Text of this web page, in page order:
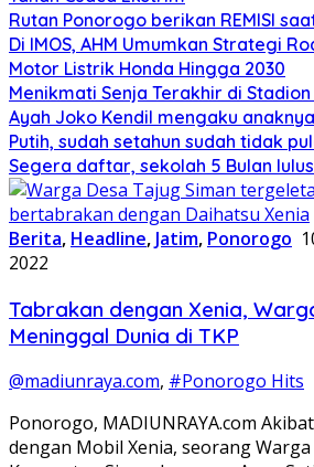
Rutan Ponorogo berikan REMISI
Di IMOS, AHM Umumkan Strategi
Motor Listrik Honda Hingga 2030
Menikmati Senja Terakhir di
Ayah Joko Kendil mengaku
Putih, sudah setahun sudah tidak
Segera daftar, sekolah 5 Bulan
Berita, Headline, Jatim, Ponorogo
2022
Tabrakan dengan Xenia,
Meninggal Dunia di TKP
@madiunraya.com, #Ponorogo Hits
Ponorogo, MADIUNRAYA.com
dengan Mobil Xenia, seorang